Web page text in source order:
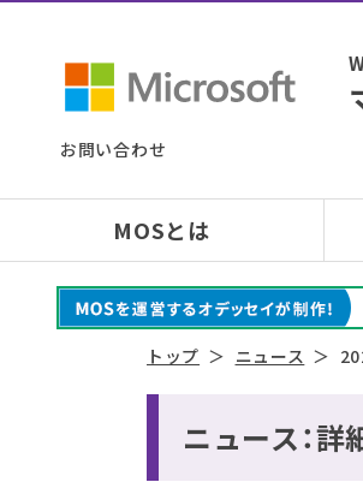
お問い合わせ
MOSとは
トップ ニュース
ニュース：詳